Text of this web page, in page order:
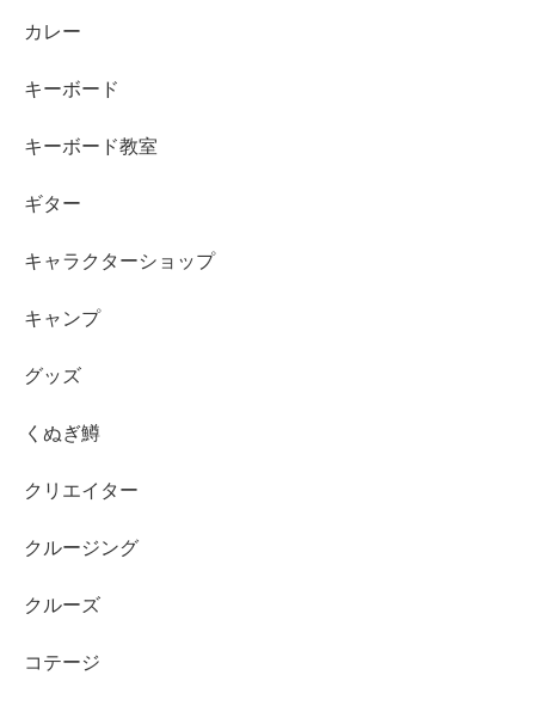
カレー
キーボード
キーボード教室
ギター
キャラクターショップ
キャンプ
グッズ
くぬぎ鱒
クリエイター
クルージング
クルーズ
コテージ